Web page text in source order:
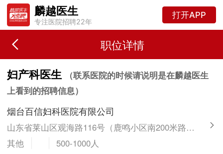
麟越医生
专注医院招聘22年
打开APP
职位详情
妇产科医生
（联系医院的时候请说明是在麟越医生
上看到的招聘信息）
烟台百信妇科医院有限公司
山东省莱山区观海路116号（鹿鸣小区南200米路东 — 莱山网通对面）
其他
500-1000人